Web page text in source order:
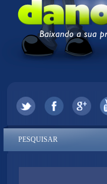
PESQUISAR